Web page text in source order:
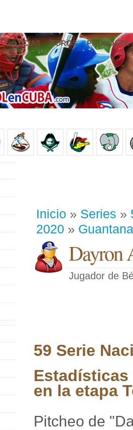
NOTICIAS FOROS
Inicio » Series »
2020 »
Dayron
Jugador de
59 Serie
Estadísticas
en la etapa
Pitcheo de